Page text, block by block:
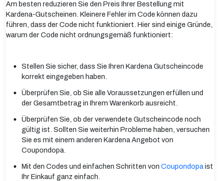
Am besten reduzieren Sie den Preis Ihrer Bestellung mit
Kardena-Gutscheinen. Kleinere Fehler im Code können dazu
führen, dass der Code nicht funktioniert. Hier sind einige Gründe,
warum der Code nicht ordnungsgemäß funktioniert:
Stellen Sie sicher, dass Sie Ihren Kardena Gutscheincode
korrekt eingegeben haben.
Überprüfen Sie, ob Sie alle Voraussetzungen erfüllen und
der Gesamtbetrag in Ihrem Warenkorb ausreicht.
Überprüfen Sie, ob der verwendete Gutscheincode noch
gültig ist. Sollten Sie weiterhin Probleme haben, versuchen
Sie es mit einem anderen Kardena Angebot von
Coupondopa.
Mit den Codes und einfachen Schritten von Coupondopaist
Ihr Einkauf ganz einfach.